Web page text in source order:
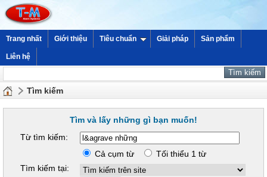
Trang nhất Giới thiệu Tiêu chuẩn Giải pháp Sản phẩm
Liên hệ
Tìm kiếm
Tìm và lấy những gì bạn muốn!
Từ tìm kiếm:
Cả cụm từ
Tối thiểu 1 từ
Tìm kiếm tại: